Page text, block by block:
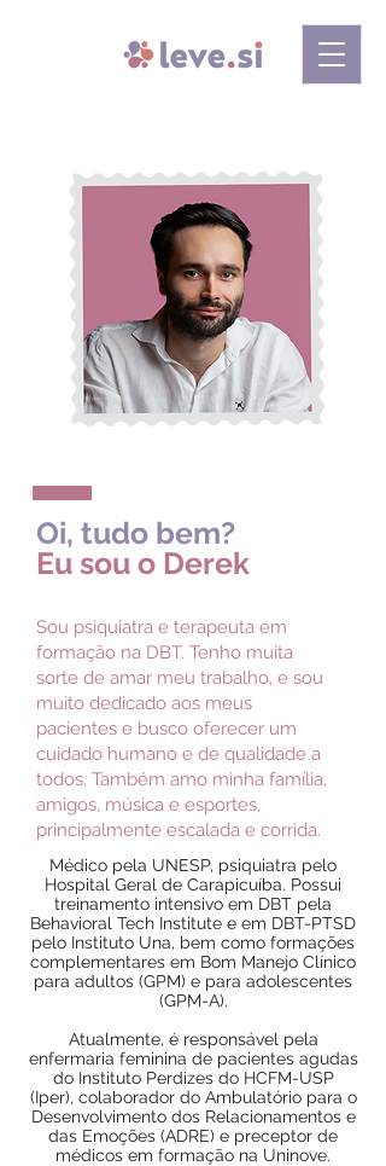
Oi, tudo bem?
Eu sou o Derek
Sou psiquiatra e terapeuta em
formação na DBT. Tenho muita
sorte de amar meu trabalho, e sou
muito dedicado aos meus
pacientes e busco oferecer um
cuidado humano e de qualidade a
todos. Também amo minha família,
amigos, música e esportes,
principalmente escalada e corrida.
Médico pela UNESP, psiquiatra pelo
Hospital Geral de Carapicuíba. Possui
treinamento intensivo em DBT pela
Behavioral Tech Institute e em DBT-PTSD
pelo Instituto Una, bem como formações
complementares em Bom Manejo Clínico
para adultos (GPM) e para adolescentes
(GPM-A).
Atualmente, é responsável pela
enfermaria feminina de pacientes agudas
do Instituto Perdizes do HCFM-USP
(Iper), colaborador do Ambulatório para o
Desenvolvimento dos Relacionamentos e
das Emoções (ADRE) e preceptor de
médicos em formação na Uninove.